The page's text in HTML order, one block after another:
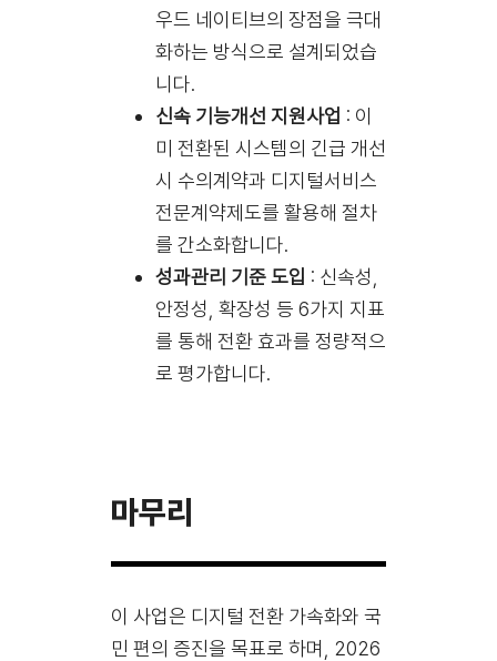
우드 네이티브의 장점을 극대
화하는 방식으로 설계되었습
니다.
신속 기능개선 지원사업 : 이
미 전환된 시스템의 긴급 개선
시 수의계약과 디지털서비스
전문계약제도를 활용해 절차
를 간소화합니다.
성과관리 기준 도입 : 신속성,
안정성, 확장성 등 6가지 지표
를 통해 전환 효과를 정량적으
로 평가합니다.
마무리
이 사업은 디지털 전환 가속화와 국
민 편의 증진을 목표로 하며, 2026